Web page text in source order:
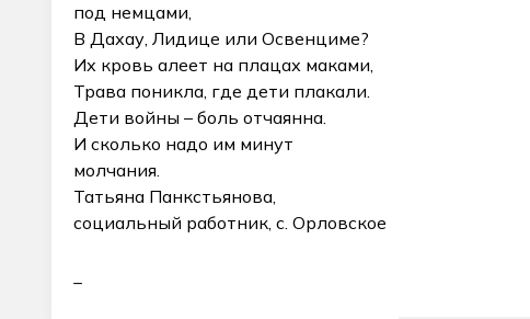
под немцами,
В Дахау, Лидице или Освенциме?
Их кровь алеет на плацах маками,
Трава поникла, где дети плакали.
Дети войны – боль отчаянна.
И сколько надо им минут
молчания.
Татьяна Панкстьянова,
социальный работник, с. Орловское